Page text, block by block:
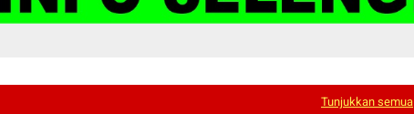
Tunjukkan semua